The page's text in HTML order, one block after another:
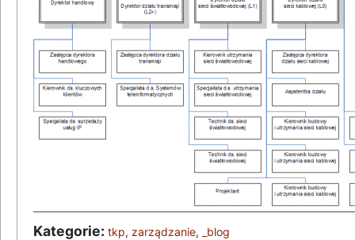
Kategorie: tkp, zarządzanie, _blog